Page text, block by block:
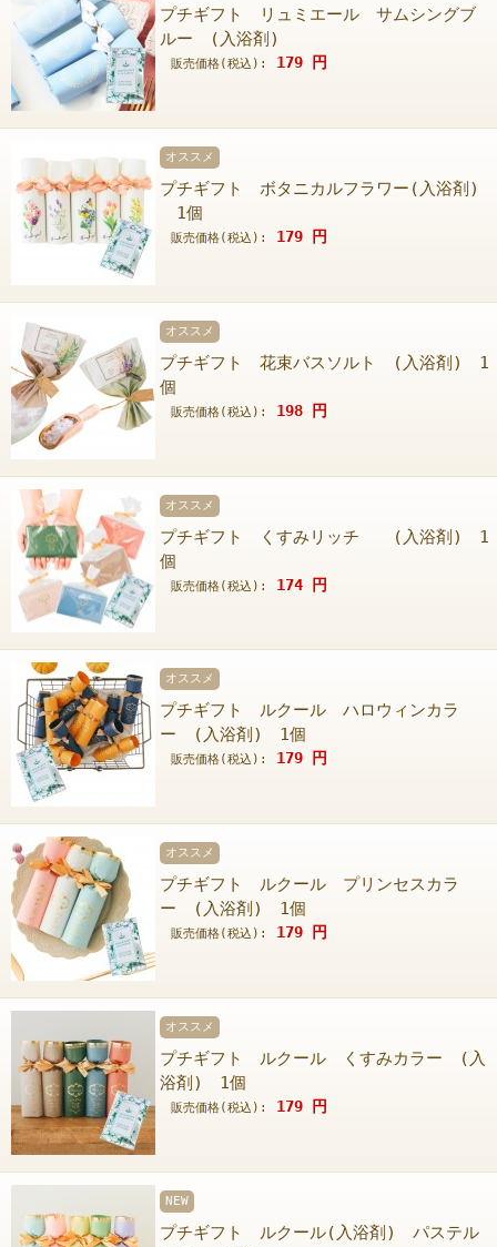
プチギフト リュミエール サムシングブ
ルー (入浴剤)
販売価格(税込): 179 円
オススメ
プチギフト ボタニカルフラワー(入浴剤)
1個
販売価格(税込): 179 円
オススメ
プチギフト 花束バスソルト (入浴剤) 1
個
販売価格(税込): 198 円
オススメ
プチギフト くすみリッチ (入浴剤) 1
個
販売価格(税込): 174 円
オススメ
プチギフト ルクール ハロウィンカラ
ー (入浴剤) 1個
販売価格(税込): 179 円
オススメ
プチギフト ルクール プリンセスカラ
ー (入浴剤) 1個
販売価格(税込): 179 円
オススメ
プチギフト ルクール くすみカラー (入
浴剤) 1個
販売価格(税込): 179 円
NEW
プチギフト ルクール(入浴剤) パステル